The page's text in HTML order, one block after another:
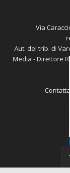
Via
Aut. del trib. di
Media - Direttore